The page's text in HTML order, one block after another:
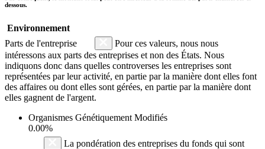
dessous.
Environnement
Parts de l'entreprise
Pour ces valeurs, nous nous
intéressons aux parts des entreprises et non des États. Nous
indiquons donc dans quelles controverses les entreprises sont
représentées par leur activité, en partie par la manière dont elles font
des affaires ou dont elles sont gérées, en partie par la manière dont
elles gagnent de l'argent.
Organismes Génétiquement Modifiés
0.00%
La pondération des entreprises du fonds qui sont